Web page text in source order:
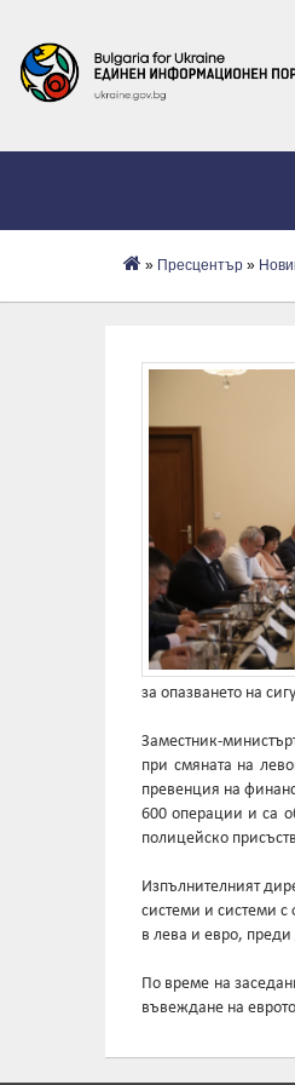
» Пресцентър »
за опазването на
Заместник-
при смяната на
превенция на
600 операции и са
полицейско
Изпълнителният
системи и системи
в лева и евро, преди
По време на
въвеждане на